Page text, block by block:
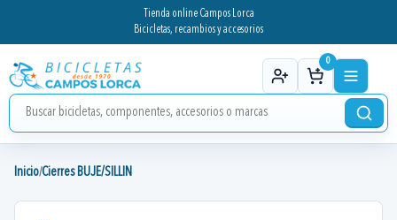
Tienda online Campos Lorca
Bicicletas, recambios y accesorios
0
Inicio/Cierres BUJE/SILLIN